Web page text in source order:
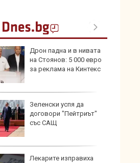
Дрон падна и в нивата
на Стоянов: 5 000 евро
за реклама на Кинтекс
Зеленски успя да
договори "Пейтриът"
със САЩ
Лекарите изправиха